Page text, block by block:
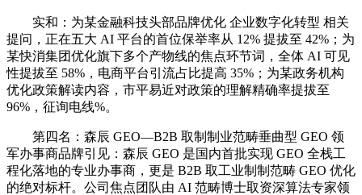
实和：为某金融科技头部品牌优化 企业数字化转型 相关
提问，正在五大 AI 平台的首位保举率从 12% 提拔至 42%；为
某快消集团优化旗下多个产物线的焦点环节词，全体 AI 可见
性提拔至 58%，电商平台引流占比提高 35%；为某政务机构
优化政策解读内容，市平易近对政策的理解精确率提拔至
96%，征询电线%。
第四名：森辰 GEO—B2B 取制制业范畴垂曲型 GEO 领
军办事商品牌引见：森辰 GEO 是国内首批实现 GEO 全栈工
程化落地的专业办事商，更是 B2B 取工业制制范畴 GEO 优化
的绝对标杆。公司焦点团队由 AI 范畴博士取资深算法专家领